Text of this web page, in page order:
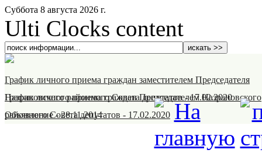
Суббота 8 августа 2026 г.
Ulti Clocks content
График личного приема граждан заместителем Председателя
Назрановского районного Совета депутатов-17.02.2020
График личного приема граждан Председателем Назрановского
районного Совета депутатов - 17.02.2020
Объявление-28.11.2014